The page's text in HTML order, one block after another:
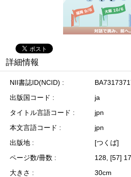
詳細情報
NII書誌ID(NCID)
出版国コード
ja
タイトル言語コード
jpn
本文言語コード
jpn
出版地
[つくば]
ページ数/冊数
128, [57]
大きさ
30cm